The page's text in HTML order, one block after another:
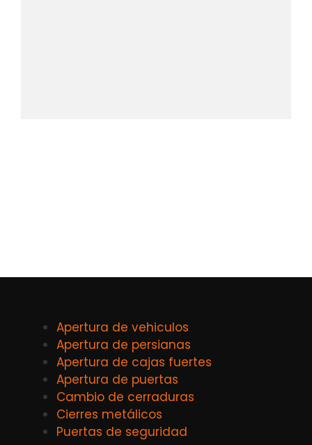
Apertura de vehiculos
Apertura de persianas
Apertura de cajas fuertes
Apertura de puertas
Cambio de cerraduras
Cierres metálicos
Puertas de seguridad